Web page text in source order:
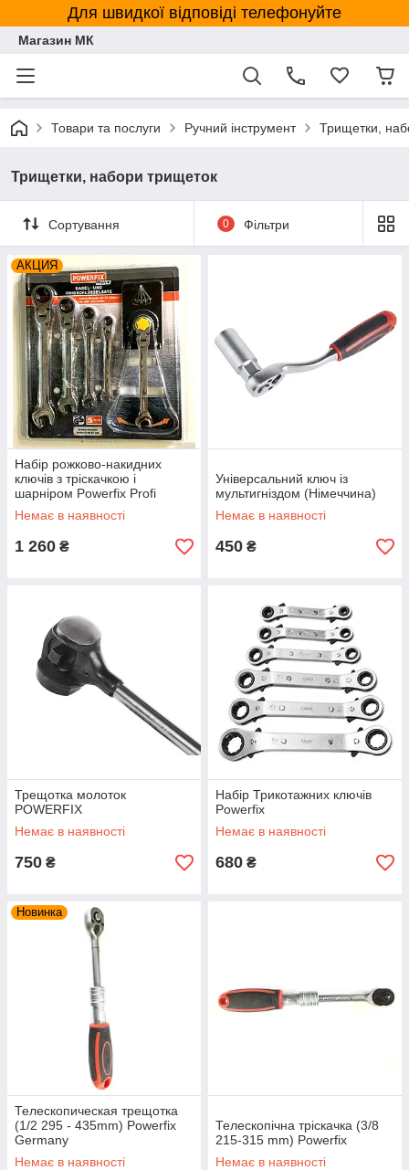
Для швидкої відповіді телефонуйте
Магазин МК
Товари та послуги Ручний інструмент Трищетки,
Трищетки, набори трищеток
Сортування 0 Фільтри
АКЦИЯ
Набір рожково-накидних
ключів з тріскачкою і
шарніром Powerfix Profi
(Німеччина)
Немає в наявності
1 260 ₴
Універсальний ключ із
мультигніздом (Німеччина)
Немає в наявності
450 ₴
Трещотка молоток
POWERFIX
Немає в наявності
750 ₴
Набір Трикотажних ключів
Powerfix
Немає в наявності
680 ₴
Новинка
Телескопическая трещотка
(1/2 295 - 435mm) Powerfix
Germany
Немає в наявності
Телескопічна тріскачка (3/8
215-315 mm) Powerfix
Немає в наявності